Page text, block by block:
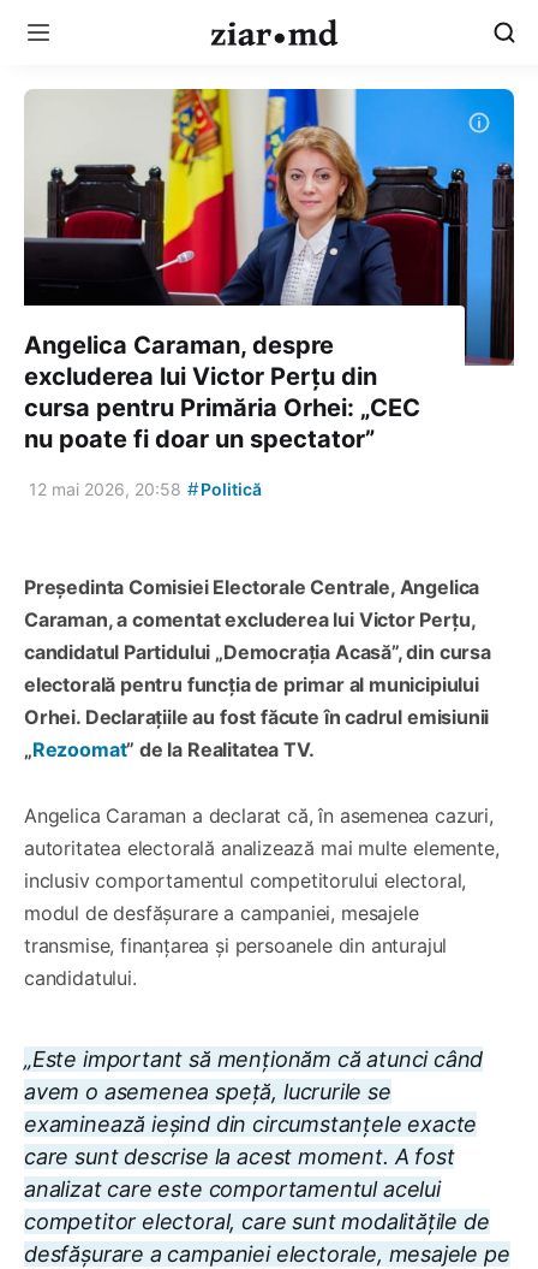
Angelica Caraman, despre
excluderea lui Victor Perțu din
cursa pentru Primăria Orhei: „CEC
nu poate fi doar un spectator”
12 mai 2026, 20:58 #Politică
Președinta Comisiei Electorale Centrale, Angelica
Caraman, a comentat excluderea lui Victor Perțu,
candidatul Partidului „Democrația Acasă”, din cursa
electorală pentru funcția de primar al municipiului
Orhei. Declarațiile au fost făcute în cadrul emisiunii
„Rezoomat” de la Realitatea TV.
Angelica Caraman a declarat că, în asemenea cazuri,
autoritatea electorală analizează mai multe elemente,
inclusiv comportamentul competitorului electoral,
modul de desfășurare a campaniei, mesajele
transmise, finanțarea și persoanele din anturajul
candidatului.
„Este important să menționăm că atunci când
avem o asemenea speță, lucrurile se
examinează ieșind din circumstanțele exacte
care sunt descrise la acest moment. A fost
analizat care este comportamentul acelui
competitor electoral, care sunt modalitățile de
desfășurare a campaniei electorale, mesajele pe